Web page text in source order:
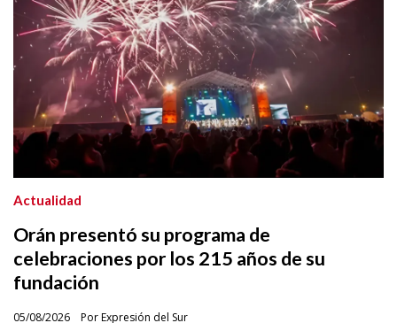
Orán presentó su programa de
celebraciones por los 215 años de su
fundación
Por Expresión del Sur
Actualidad
05/08/2026